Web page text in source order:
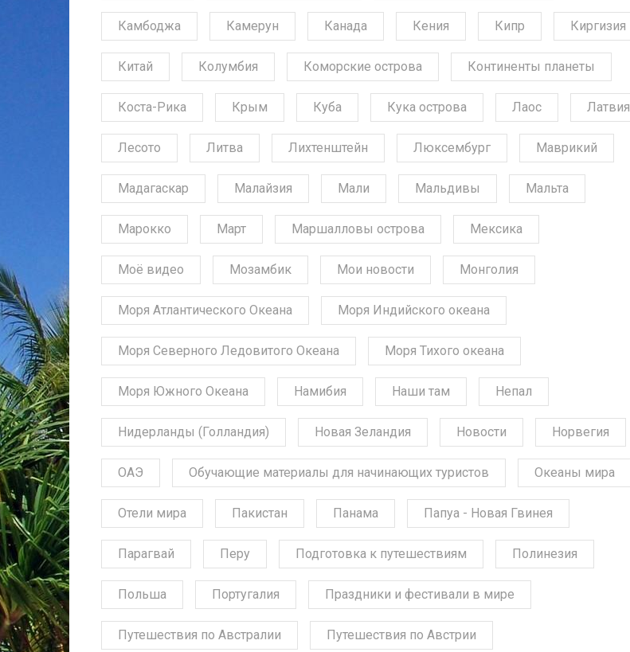
Камбоджа Камерун Канада Кения Кипр Киргизия
Китай Колумбия Коморские острова Континенты планеты
Коста-Рика Крым Куба Кука острова Лаос Латвия
Лесото Литва Лихтенштейн Люксембург Маврикий
Мадагаскар Малайзия Мали Мальдивы Мальта
Марокко Март Маршалловы острова Мексика
Моё видео Мозамбик Мои новости Монголия
Моря Атлантического Океана Моря Индийского океана
Моря Северного Ледовитого Океана Моря Тихого океана
Моря Южного Океана Намибия Наши там Непал
Нидерланды (Голландия) Новая Зеландия Новости Норвегия
ОАЭ Обучающие материалы для начинающих туристов Океаны мира
Отели мира Пакистан Панама Папуа - Новая Гвинея
Парагвай Перу Подготовка к путешествиям Полинезия
Польша Португалия Праздники и фестивали в мире
Путешествия по Австралии Путешествия по Австрии